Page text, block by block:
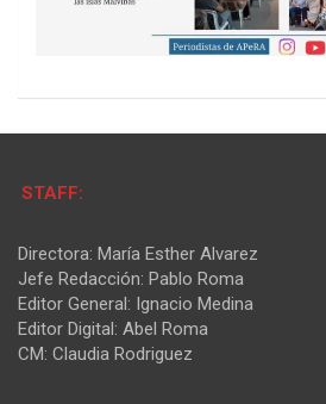
STAFF:
Directora: María Esther Alvarez
Jefe Redacción: Pablo Roma
Editor General: Ignacio Medina
Editor Digital: Abel Roma
CM: Claudia Rodriguez